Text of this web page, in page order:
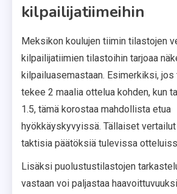
kilpailijatiimeihin
Meksikon koulujen tiimin tilastojen
kilpailijatiimien tilastoihin tarjoaa
kilpailuasemastaan. Esimerkiksi,
tekee 2 maalia ottelua kohden, kun
1.5, tämä korostaa mahdollista etua
hyökkäyskyvyissä. Tällaiset
taktisia päätöksiä tulevissa
Lisäksi puolustustilastojen
vastaan voi paljastaa